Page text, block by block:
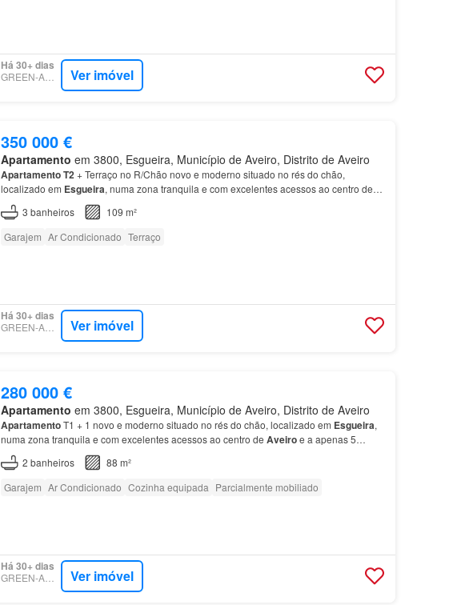
Há 30+ dias
GREEN-ACRES Ver imóvel
350 000 €
Apartamento em 3800, Esgueira, Município de Aveiro, Distrito de Aveiro
ApartamentoT2+ Terraço no R/Chão novo e moderno situado no rés do chão,
localizado em Esgueira, numa zona tranquila e com excelentes acessos ao centro de
Aveiro e a apenas 5 minutos da Avenida Lourenço Peixinho, no centro d…
3 banheiros
109 m²
Garajem Ar Condicionado Terraço
Há 30+ dias
GREEN-ACRES Ver imóvel
280 000 €
Apartamento em 3800, Esgueira, Município de Aveiro, Distrito de Aveiro
ApartamentoT1 + 1 novo e moderno situado no rés do chão, localizado em Esgueira,
numa zona tranquila e com excelentes acessos ao centro de Aveiroe a apenas 5
minutos da Avenida Lourenço Peixinho, no centro de
2 banheiros
88 m²
Garajem Ar Condicionado Cozinha equipada Parcialmente mobiliado
Há 30+ dias
GREEN-ACRES Ver imóvel